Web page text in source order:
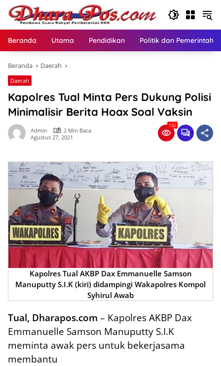
Langsung
konten
Beranda Utama Pendidikan Politik dan
Beranda Daerah
Daerah
Kapolres Tual Minta Pers Dukung Polisi
Minimalisir Berita Hoax Soal Vaksin
Admin
2 Min Baca
Agustus 27, 2021
132
Kapolres Tual AKBP Dax Emmanuelle Samson
Manuputty S.I.K (kiri) didampingi Wakapolres Kompol
Syhirul Awab
Tual, Dharapos.com – Kapolres AKBP Dax
Emmanuelle Samson Manuputty S.I.K
meminta awak pers untuk bekerjasama
membantu